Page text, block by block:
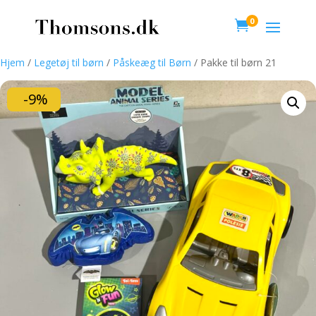
0
Hjem / Legetøj til børn / Påskeæg til Børn / Pakke til børn 21
-9%